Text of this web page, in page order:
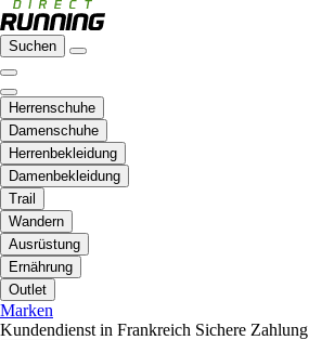
Suchen
Herrenschuhe
Damenschuhe
Herrenbekleidung
Damenbekleidung
Trail
Wandern
Ausrüstung
Ernährung
Outlet
Marken
Kundendienst in Frankreich Sichere Zahlung